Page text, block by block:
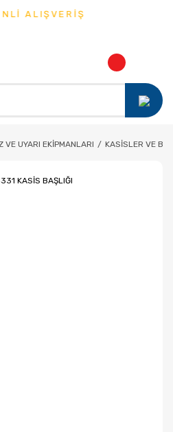
ALIŞVERİŞ
VE UYARI EKİPMANLARI KASİSLER VE